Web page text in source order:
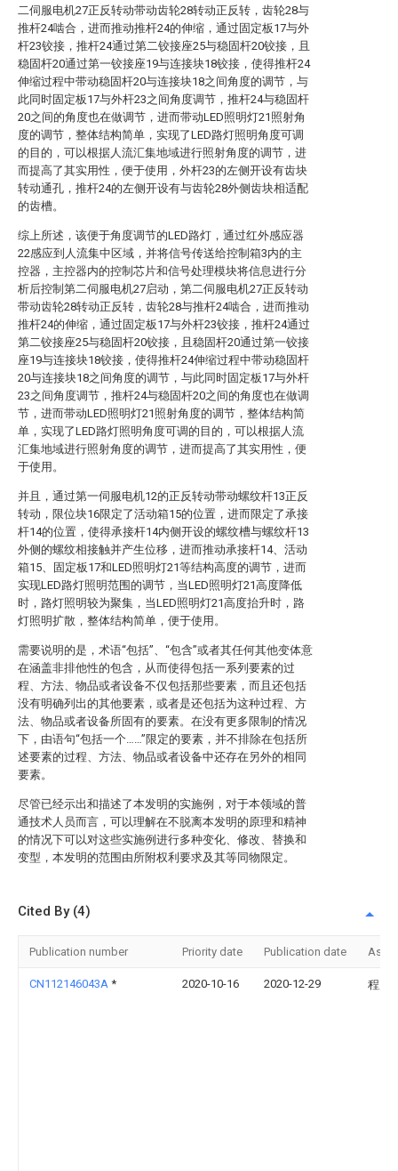
二伺服电机27正反转动带动齿轮28转动正反转，齿轮28与
推杆24啮合，进而推动推杆24的伸缩，通过固定板17与外
杆23铰接，推杆24通过第二铰接座25与稳固杆20铰接，且
稳固杆20通过第一铰接座19与连接块18铰接，使得推杆24
伸缩过程中带动稳固杆20与连接块18之间角度的调节，与
此同时固定板17与外杆23之间角度调节，推杆24与稳固杆
20之间的角度也在做调节，进而带动LED照明灯21照射角
度的调节，整体结构简单，实现了LED路灯照明角度可调
的目的，可以根据人流汇集地域进行照射角度的调节，进
而提高了其实用性，便于使用，外杆23的左侧开设有齿块
转动通孔，推杆24的左侧开设有与齿轮28外侧齿块相适配
的齿槽。
综上所述，该便于角度调节的LED路灯，通过红外感应器
22感应到人流集中区域，并将信号传送给控制箱3内的主
控器，主控器内的控制芯片和信号处理模块将信息进行分
析后控制第二伺服电机27启动，第二伺服电机27正反转动
带动齿轮28转动正反转，齿轮28与推杆24啮合，进而推动
推杆24的伸缩，通过固定板17与外杆23铰接，推杆24通过
第二铰接座25与稳固杆20铰接，且稳固杆20通过第一铰接
座19与连接块18铰接，使得推杆24伸缩过程中带动稳固杆
20与连接块18之间角度的调节，与此同时固定板17与外杆
23之间角度调节，推杆24与稳固杆20之间的角度也在做调
节，进而带动LED照明灯21照射角度的调节，整体结构简
单，实现了LED路灯照明角度可调的目的，可以根据人流
汇集地域进行照射角度的调节，进而提高了其实用性，便
于使用。
并且，通过第一伺服电机12的正反转动带动螺纹杆13正反
转动，限位块16限定了活动箱15的位置，进而限定了承接
杆14的位置，使得承接杆14内侧开设的螺纹槽与螺纹杆13
外侧的螺纹相接触并产生位移，进而推动承接杆14、活动
箱15、固定板17和LED照明灯21等结构高度的调节，进而
实现LED路灯照明范围的调节，当LED照明灯21高度降低
时，路灯照明较为聚集，当LED照明灯21高度抬升时，路
灯照明扩散，整体结构简单，便于使用。
需要说明的是，术语“包括”、“包含”或者其任何其他变体意
在涵盖非排他性的包含，从而使得包括一系列要素的过
程、方法、物品或者设备不仅包括那些要素，而且还包括
没有明确列出的其他要素，或者是还包括为这种过程、方
法、物品或者设备所固有的要素。在没有更多限制的情况
下，由语句“包括一个……”限定的要素，并不排除在包括所
述要素的过程、方法、物品或者设备中还存在另外的相同
要素。
尽管已经示出和描述了本发明的实施例，对于本领域的普
通技术人员而言，可以理解在不脱离本发明的原理和精神
的情况下可以对这些实施例进行多种变化、修改、替换和
变型，本发明的范围由所附权利要求及其等同物限定。
Cited By (4)
Publication number Priority date Publication date
CN112146043A * 2020-10-16 2020-12-29 程凤